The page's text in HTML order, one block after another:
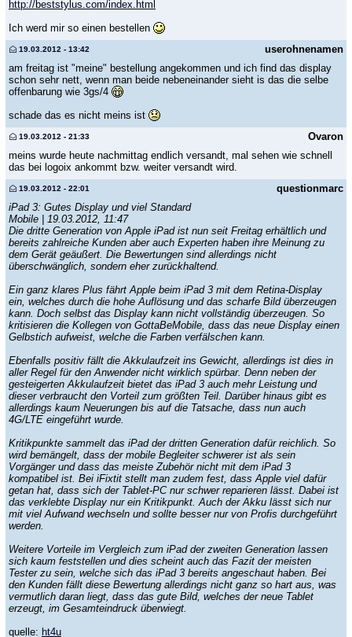
http://beststylus.com/index.html
Ich werd mir so einen bestellen
userohnenamen
19.03.2012 - 13:42
am freitag ist "meine" bestellung angekommen und ich find das display
schon sehr nett, wenn man beide nebeneinander sieht is das die selbe
offenbarung wie 3gs/4
schade das es nicht meins ist
Ovaron
19.03.2012 - 21:33
meins wurde heute nachmittag endlich versandt, mal sehen wie schnell
das bei logoix ankommt bzw. weiter versandt wird.
questionmarc
19.03.2012 - 22:01
iPad 3: Gutes Display und viel Standard
Mobile | 19.03.2012, 11:47
Die dritte Generation von Apple iPad ist nun seit Freitag erhältlich und
bereits zahlreiche Kunden aber auch Experten haben ihre Meinung zu
dem Gerät geäußert. Die Bewertungen sind allerdings nicht
überschwänglich, sondern eher zurückhaltend.
Ein ganz klares Plus fährt Apple beim iPad 3 mit dem Retina-Display
ein, welches durch die hohe Auflösung und das scharfe Bild überzeugen
kann. Doch selbst das Display kann nicht vollständig überzeugen. So
kritisieren die Kollegen von GottaBeMobile, dass das neue Display einen
Gelbstich aufweist, welche die Farben verfälschen kann.
Ebenfalls positiv fällt die Akkulaufzeit ins Gewicht, allerdings ist dies in
aller Regel für den Anwender nicht wirklich spürbar. Denn neben der
gesteigerten Akkulaufzeit bietet das iPad 3 auch mehr Leistung und
dieser verbraucht den Vorteil zum größten Teil. Darüber hinaus gibt es
allerdings kaum Neuerungen bis auf die Tatsache, dass nun auch
4G/LTE eingeführt wurde.
Kritikpunkte sammelt das iPad der dritten Generation dafür reichlich. So
wird bemängelt, dass der mobile Begleiter schwerer ist als sein
Vorgänger und dass das meiste Zubehör nicht mit dem iPad 3
kompatibel ist. Bei iFixtit stellt man zudem fest, dass Apple viel dafür
getan hat, dass sich der Tablet-PC nur schwer reparieren lässt. Dabei ist
das verklebte Display nur ein Kritikpunkt. Auch der Akku lässt sich nur
mit viel Aufwand wechseln und sollte besser nur von Profis durchgeführt
werden.
Weitere Vorteile im Vergleich zum iPad der zweiten Generation lassen
sich kaum feststellen und dies scheint auch das Fazit der meisten
Tester zu sein, welche sich das iPad 3 bereits angeschaut haben. Bei
den Kunden fällt diese Bewertung allerdings nicht ganz so hart aus, was
vermutlich daran liegt, dass das gute Bild, welches der neue Tablet
erzeugt, im Gesamteindruck überwiegt.
quelle: ht4u